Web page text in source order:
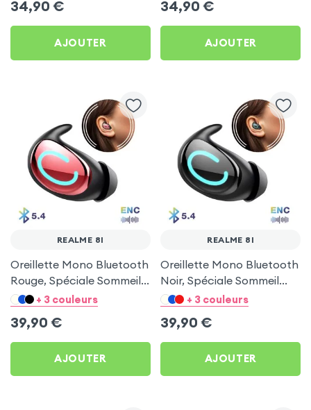
34,90 €
AJOUTER
34,90 €
AJOUTER
REALME 8I
Oreillette Mono Bluetooth
Rouge, Spéciale Sommeil
pour Realme 8i
+ 3 couleurs
39,90 €
AJOUTER
REALME 8I
Oreillette Mono Bluetooth
Noir, Spéciale Sommeil
pour Realme 8i
+ 3 couleurs
39,90 €
AJOUTER